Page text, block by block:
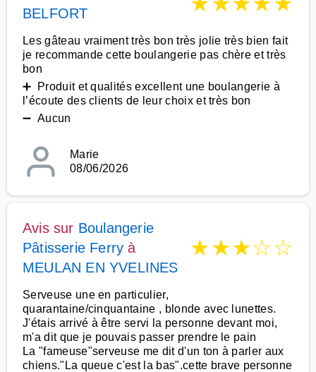
BELFORT
Les gâteau vraiment très bon très jolie très bien fait
je recommande cette boulangerie pas chère et très
bon
➕ Produit et qualités excellent une boulangerie à
l’écoute des clients de leur choix et très bon
➖ Aucun
Marie
08/06/2026
Avis sur Boulangerie
Pâtisserie Ferry à
MEULAN EN YVELINES
★★★☆☆
Serveuse une en particulier,
quarantaine/cinquantaine , blonde avec lunettes.
J'étais arrivé à être servi la personne devant moi,
m'a dit que je pouvais passer prendre le pain
La "fameuse"serveuse me dit d'un ton à parler aux
chiens."La queue c'est la bas".cette brave personne